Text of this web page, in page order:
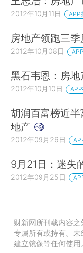
2012年10月11日 APP
房地产领跑三
2012年10月08日
黑石韦恩：房
2012年10月10日
胡润百富榜近
地产
2012年09月26日
9月21日：迷失
2012年09月25日
财新网所刊载内容
专属所有或持有。
建立镜像等任何使用。